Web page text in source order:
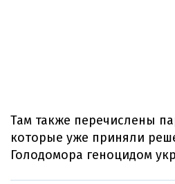
Там также перечислены
которые уже приняли
Голодомора геноцидом